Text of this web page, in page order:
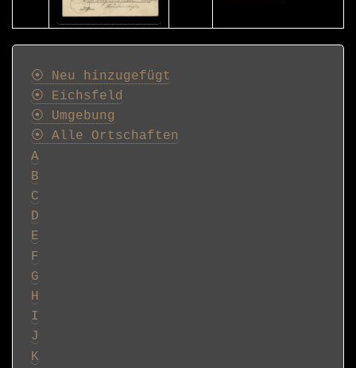
Postkarten
⦿ Neu hinzugefügt
⦿ Eichsfeld
⦿ Umgebung
⦿ Alle Ortschaften
A
B
C
D
E
F
G
H
I
J
K